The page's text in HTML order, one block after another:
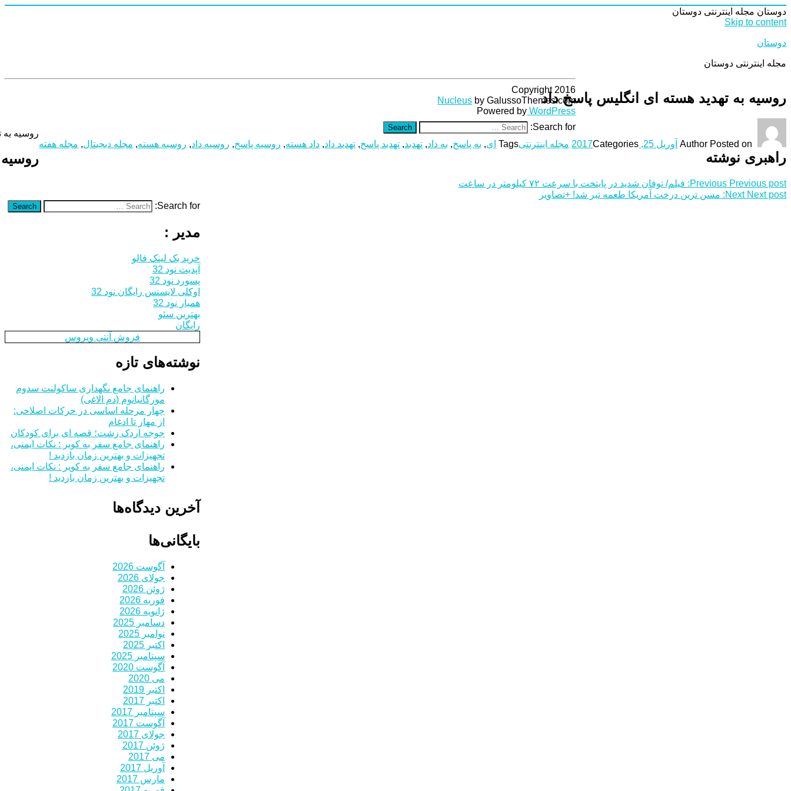
دوستان مجله اینترنتی دوستان
Skip to content
دوستان
مجله اینترنتی دوستان
روسیه به تهدید هسته ای انگلیس پاسخ داد
روسیه به
Author Posted on آوریل 25, 2017 Categories مجله اینترنتیTags ای, به پاسخ, به داد, تهدید, تهدید پاسخ, تهدید داد, داد هسته, روسیه پاسخ, روسیه داد, روسیه هسته, مجله دیجیتال, مجله هفته
راهبری نوشته
Previous Previous post:
فیلم/ توفان شدید در پایتخت با سرعت ۷۲ کیلومتر در ساعت
Next Next post:
مسن ترین درخت آمریکا طعمه تبر شد! +تصاویر
Search for:
Search
مدیر :
خرید بک لینک فالو
آپدیت نود 32
پسورد نود 32
اوکلی لایسنس رایگان نود 32
همیار نود 32
بهترین سئو
رایگان
فروش آنتی ویروس
نوشته‌های تازه
راهنمای جامع نگهداری ساکولنت سدوم
مورگانیانوم (دم الاغی)
چهار مرحله اساسی در حرکات اصلاحی:
از مهار تا ادغام
جوجه اردک زشت؛ قصه ای برای کودکان
راهنمای جامع سفر به کویر : نکات ایمنی،
تجهیزات و بهترین زمان بازدید !
راهنمای جامع سفر به کویر : نکات ایمنی،
تجهیزات و بهترین زمان بازدید !
آخرین دیدگاه‌ها
بایگانی‌ها
آگوست 2026
جولای 2026
ژوئن 2026
فوریه 2026
ژانویه 2026
دسامبر 2025
نوامبر 2025
اکتبر 2025
سپتامبر 2025
آگوست 2020
می 2020
اکتبر 2019
اکتبر 2017
سپتامبر 2017
آگوست 2017
جولای 2017
ژوئن 2017
می 2017
آوریل 2017
مارس 2017
Copyright 2016
Nucleus by GalussoThemes.com
Powered by WordPress
Search for:
Search